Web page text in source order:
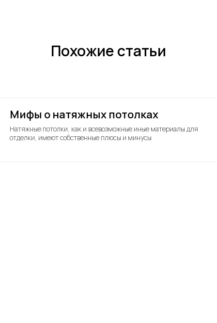
Похожие статьи
Мифы о натяжных потолках
Натяжные потолки, как и всевозможные иные материалы для
отделки, имеют собственные плюсы и минусы